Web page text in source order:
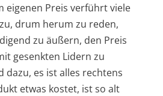
eigenen Preis verführt viele
drum herum zu reden,
zu äußern, den Preis
gesenkten Lidern zu
dazu, es ist alles rechtens
etwas kostet, ist so alt